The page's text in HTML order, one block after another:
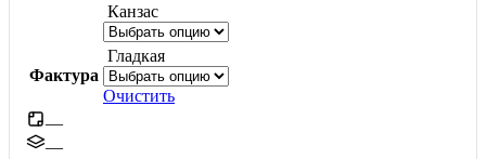
Канзас
Фактура
Гладкая
Очистить
—
—